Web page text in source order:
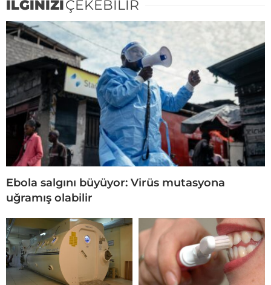
İLGİNİZİÇEKEBİLİR
Ebola salgını büyüyor: Virüs mutasyona
uğramış olabilir